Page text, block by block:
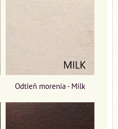
Odtieň morenia - Milk